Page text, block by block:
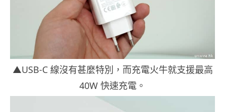
▲USB-C 線沒有甚麼特別，而充電火牛就支援最高
40W 快速充電。